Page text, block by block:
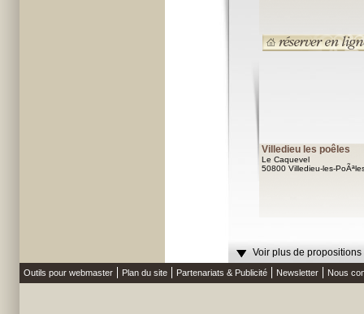
Villedieu les poêles
Le Caquevel
50800 Villedieu-les-
Voir plus de
Outils pour webmaster Plan du site Partenariats & Publicité Newsletter Nous